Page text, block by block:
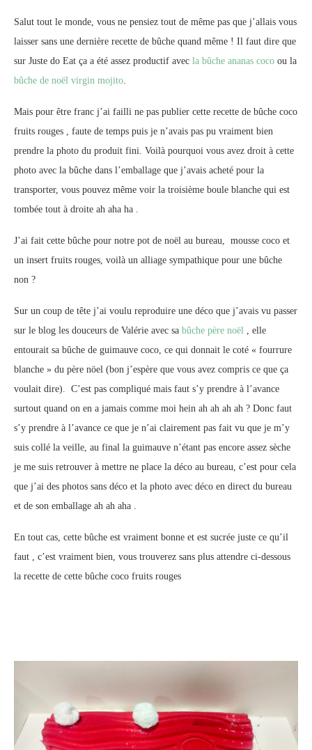
Salut tout le monde, vous ne pensiez tout de même pas que j’allais vous
laisser sans une dernière recette de bûche quand même ! Il faut dire que
sur Juste do Eat ça a été assez productif avec la bûche ananas coco ou la
bûche de noël virgin mojito
Mais pour être franc j’ai failli ne pas publier cette recette de bûche coco
fruits rouges , faute de temps puis je n’avais pas pu vraiment bien
prendre la photo du produit fini. Voilà pourquoi vous avez droit à cette
photo avec la bûche dans l’emballage que j’avais acheté pour la
transporter, vous pouvez même voir la troisième boule blanche qui est
tombée tout à droite ah aha ha .
J’ai fait cette bûche pour notre pot de noël au bureau, mousse coco et
un insert fruits rouges, voilà un alliage sympathique pour une bûche
non ?
Sur un coup de tête j’ai voulu reproduire une déco que j’avais vu passer
sur le blog les douceurs de Valérie avec sa bûche père noël , elle
entourait sa bûche de guimauve coco, ce qui donnait le coté « fourrure
blanche » du père nöel (bon j’espère que vous avez compris ce que ça
voulait dire). C’est pas compliqué mais faut s’y prendre à l’avance
surtout quand on en a jamais comme moi hein ah ah ah ah ? Donc faut
s’y prendre à l’avance ce que je n’ai clairement pas fait vu que je m’y
suis collé la veille, au final la guimauve n’étant pas encore assez sèche
je me suis retrouver à mettre ne place la déco au bureau, c’est pour cela
que j’ai des photos sans déco et la photo avec déco en direct du bureau
et de son emballage ah ah aha .
En tout cas, cette bûche est vraiment bonne et est sucrée juste ce qu’il
faut , c’est vraiment bien, vous trouverez sans plus attendre ci-dessous
la recette de cette bûche coco fruits rouges